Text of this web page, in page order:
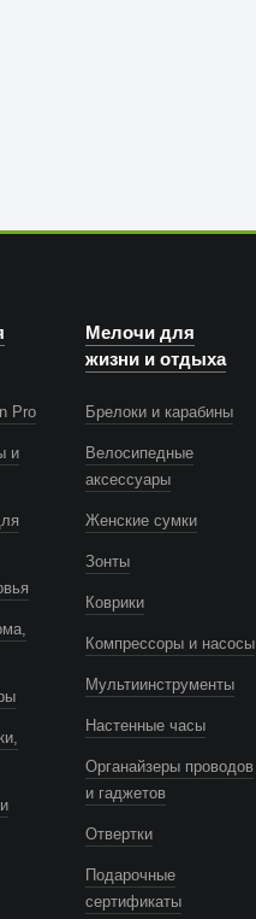
Pro
и
Мелочи для
жизни и отдыха
Брелоки и карабины
Велосипедные
аксессуары
Женские сумки
Зонты
Коврики
Компрессоры и насосы
Мультиинструменты
Настенные часы
Органайзеры проводов
и гаджетов
Отвертки
Подарочные
сертификаты